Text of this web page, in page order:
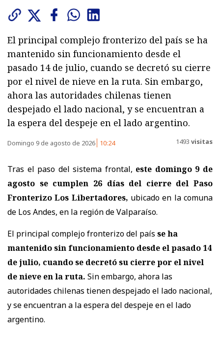
El principal complejo fronterizo del país se ha
mantenido sin funcionamiento desde el
pasado 14 de julio, cuando se decretó su cierre
por el nivel de nieve en la ruta. Sin embargo,
ahora las autoridades chilenas tienen
despejado el lado nacional, y se encuentran a
la espera del despeje en el lado argentino.
Domingo 9 de agosto de 2026 10:24 1493 visitas
Tras el paso del sistema frontal, este domingo 9 de
agosto se cumplen 26 días del cierre del Paso
Fronterizo Los Libertadores, ubicado en la comuna
de Los Andes, en la región de Valparaíso.
El principal complejo fronterizo del país se ha
mantenido sin funcionamiento desde el pasado 14
de julio, cuando se decretó su cierre por el nivel
de nieve en la ruta. Sin embargo, ahora las
autoridades chilenas tienen despejado el lado nacional,
y se encuentran a la espera del despeje en el lado
argentino.